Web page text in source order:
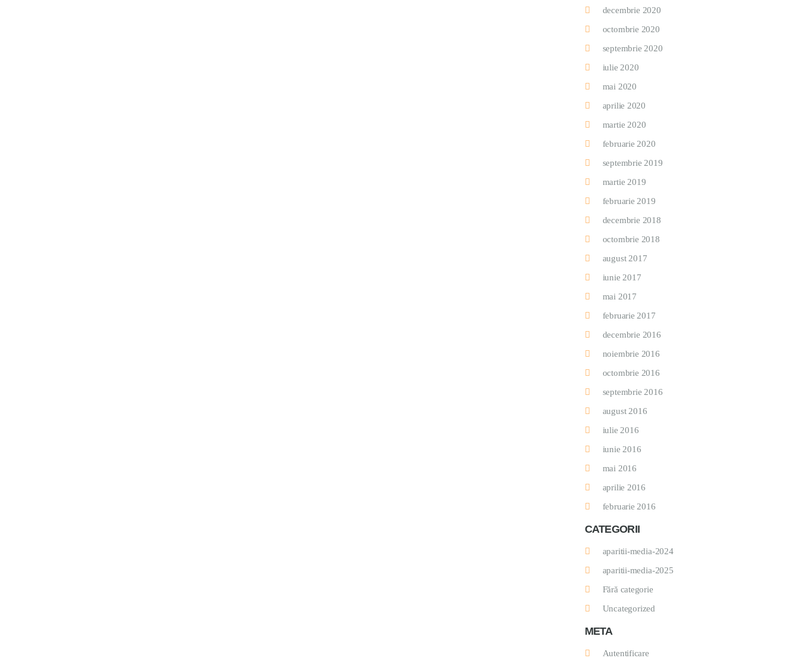
decembrie 2020
octombrie 2020
septembrie 2020
iulie 2020
mai 2020
aprilie 2020
martie 2020
februarie 2020
septembrie 2019
martie 2019
februarie 2019
decembrie 2018
octombrie 2018
august 2017
iunie 2017
mai 2017
februarie 2017
decembrie 2016
noiembrie 2016
octombrie 2016
septembrie 2016
august 2016
iulie 2016
iunie 2016
mai 2016
aprilie 2016
februarie 2016
CATEGORII
aparitii-media-2024
aparitii-media-2025
Fără categorie
Uncategorized
META
Autentificare